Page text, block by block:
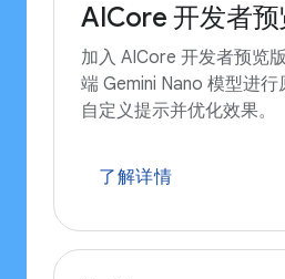
AICore 开发者预
加入 AICore 开发者预览
端 Gemini Nano 模型进
自定义提示并优化效果。
了解详情